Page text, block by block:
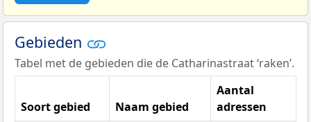
Gebieden
Tabel met de gebieden die de Catharinastraat ‘raken’.
Soort gebied Naam gebied
Aantal
adressen